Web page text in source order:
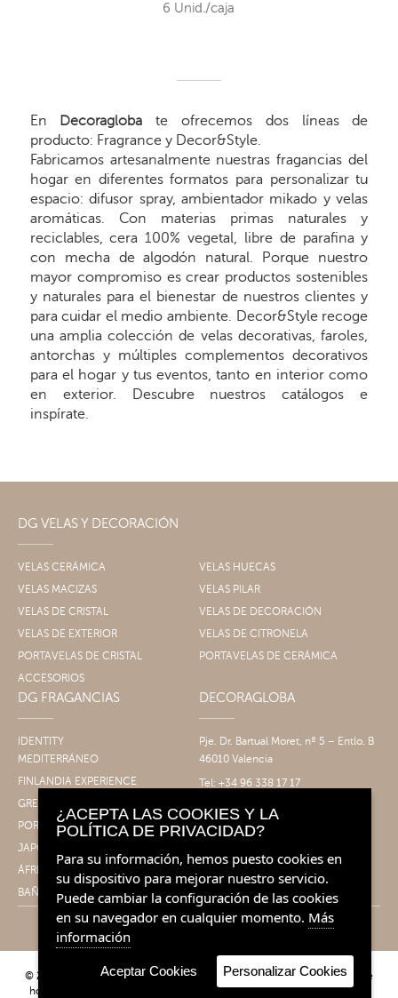
6 Unid./caja
En Decoragloba te ofrecemos dos líneas de
producto: Fragrance y Decor&Style.
Fabricamos artesanalmente nuestras fragancias del
hogar en diferentes formatos para personalizar tu
espacio: difusor spray, ambientador mikado y velas
aromáticas. Con materias primas naturales y
reciclables, cera 100% vegetal, libre de parafina y
con mecha de algodón natural. Porque nuestro
mayor compromiso es crear productos sostenibles
y naturales para el bienestar de nuestros clientes y
para cuidar el medio ambiente. Decor&Style recoge
una amplia colección de velas decorativas, faroles,
antorchas y múltiples complementos decorativos
para el hogar y tus eventos, tanto en interior como
en exterior. Descubre nuestros catálogos e
inspírate.
DG VELAS Y DECORACIÓN
VELAS CERÁMICA
VELAS HUECAS
VELAS MACIZAS
VELAS PILAR
VELAS DE CRISTAL
VELAS DE DECORACIÓN
VELAS DE EXTERIOR
VELAS DE CITRONELA
PORTAVELAS DE CRISTAL
PORTAVELAS DE CERÁMICA
ACCESORIOS
DG FRAGANCIAS
IDENTITY
MEDITERRÁNEO
FINLANDIA EXPERIENCE
GRECIA EXPERIENCE
PORTUGAL EXPERIENCE
JAPÓN EXPERIENCE
ÁFRICA EXPERIENCE
BAÑO&CUERPO
DECORAGLOBA
Pje. Dr. Bartual Moret, nº 5 – Entlo. B
46010 Valencia
Tel: +34 96 338 17 17
info@decoragloba.com
© 2026 Decoragloba - Velas para profesionales y eventos | Fragancias de
hogar. Todos los derechos reservados.
Condiciones de venta | Aviso
¿ACEPTA LAS COOKIES Y LA
POLÍTICA DE PRIVACIDAD?
Para su información, hemos puesto cookies en
su dispositivo para mejorar nuestro servicio.
Puede cambiar la configuración de las cookies
en su navegador en cualquier momento. Más
información
Aceptar Cookies Personalizar Cookies